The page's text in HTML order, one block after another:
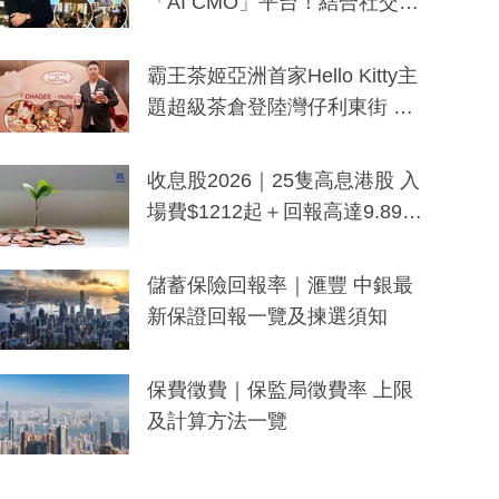
分鐘生成「貼地」宣傳短片
霸王茶姬亞洲首家Hello Kitty主
題超級茶倉登陸灣仔利東街 推
y及香港限定特調系列
收息股2026｜25隻高息港股 入
場費$1212起＋回報高達9.89
儲蓄保險回報率｜滙豐 中銀最
新保證回報一覽及揀選須知
保費徵費｜保監局徵費率 上限
及計算方法一覽